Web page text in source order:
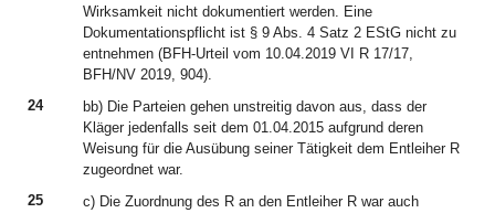
Wirksamkeit nicht dokumentiert werden. Eine
Dokumentationspflicht ist § 9 Abs. 4 Satz 2 EStG nicht zu
entnehmen (BFH-Urteil vom 10.04.2019 VI R 17/17,
BFH/NV 2019, 904).
24
bb) Die Parteien gehen unstreitig davon aus, dass der
Kläger jedenfalls seit dem 01.04.2015 aufgrund deren
Weisung für die Ausübung seiner Tätigkeit dem Entleiher R
zugeordnet war.
25
c) Die Zuordnung des R an den Entleiher R war auch